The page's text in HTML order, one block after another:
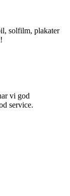
solfilm, plakater
vi god
service.